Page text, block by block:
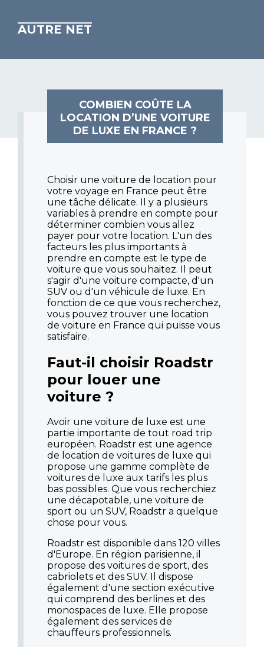
AUTRE NET
COMBIEN COÛTE LA
LOCATION D’UNE VOITURE
DE LUXE EN FRANCE ?
Choisir une voiture de location pour
votre voyage en France peut être
une tâche délicate. Il y a plusieurs
variables à prendre en compte pour
déterminer combien vous allez
payer pour votre location. L'un des
facteurs les plus importants à
prendre en compte est le type de
voiture que vous souhaitez. Il peut
s'agir d'une voiture compacte, d'un
SUV ou d'un véhicule de luxe. En
fonction de ce que vous recherchez,
vous pouvez trouver une location
de voiture en France qui puisse vous
satisfaire.
Faut-il choisir Roadstr
pour louer une
voiture ?
Avoir une voiture de luxe est une
partie importante de tout road trip
européen. Roadstr est une agence
de location de voitures de luxe qui
propose une gamme complète de
voitures de luxe aux tarifs les plus
bas possibles. Que vous recherchiez
une décapotable, une voiture de
sport ou un SUV, Roadstr a quelque
chose pour vous.
Roadstr est disponible dans 120 villes
d'Europe. En région parisienne, il
propose des voitures de sport, des
cabriolets et des SUV. Il dispose
également d'une section exécutive
qui comprend des berlines et des
monospaces de luxe. Elle propose
également des services de
chauffeurs professionnels.